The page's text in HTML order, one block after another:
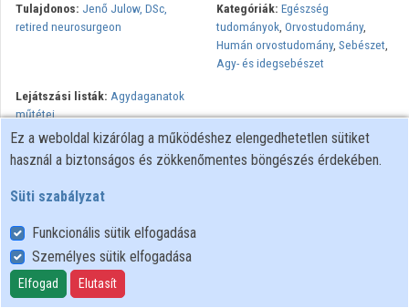
Tulajdonos: Jenő Julow, DSc,
retired neurosurgeon
Kategóriák: Egészség
tudományok, Orvostudomány,
Humán orvostudomány, Sebészet,
Agy- és idegsebészet
Lejátszási listák: Agydaganatok
műtétei
A homlok és halánték lebenyek szétnyitása után, mélyen
elhelyezkedő infiltráló daganat (insula glioma) részleges
eltávolitása, majd Jód-125 besugárzása (brachytherapiával) Jeno
SOTE Neurosurgery by generous and help of Japan International
Cooperation Agency
Ez a weboldal kizárólag a működéshez elengedhetetlen sütiket
használ a biztonságos és zökkenőmentes böngészés érdekében.
Süti szabályzat
Funkcionális sütik elfogadása
Személyes sütik elfogadása
Elfogad Elutasít